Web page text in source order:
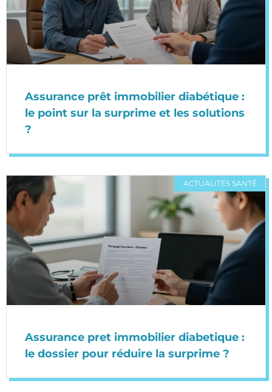
Assurance prêt immobilier diabétique :
le point sur la surprime et les solutions
?
ACTUALITÉS SANTÉ
Assurance pret immobilier diabetique :
le dossier pour réduire la surprime ?